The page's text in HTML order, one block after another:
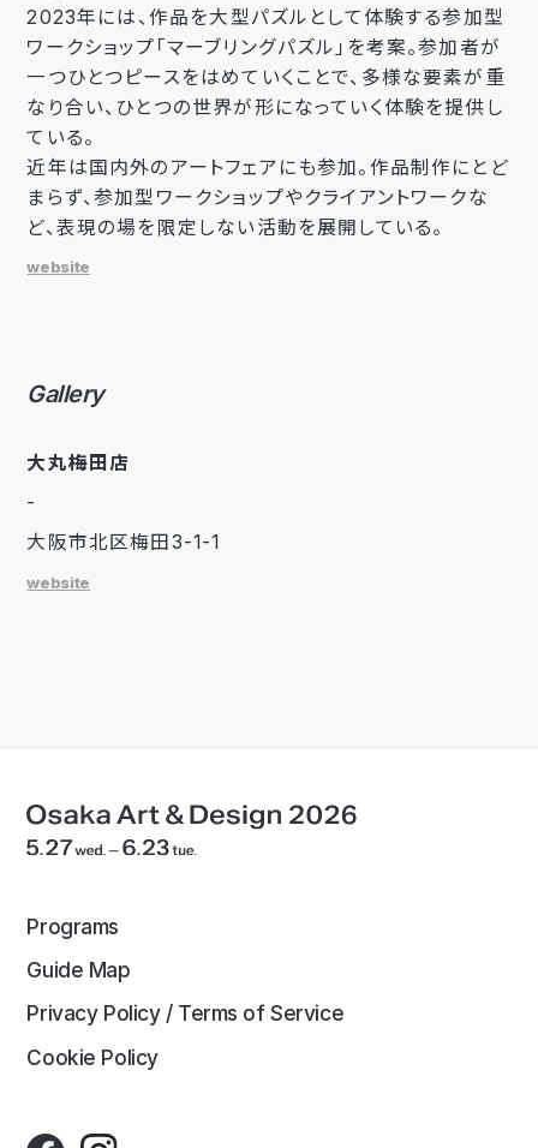
2023年には、作品を大型パズルとして体験する参加型
ワークショップ「マーブリングパズル」を考案。参加者が
一つひとつピースをはめていくことで、多様な要素が重
なり合い、ひとつの世界が形になっていく体験を提供し
ている。
近年は国内外のアートフェアにも参加。作品制作にとど
まらず、参加型ワークショップやクライアントワークな
ど、表現の場を限定しない活動を展開している。
website
Gallery
大丸梅田店
-
大阪市北区梅田3-1-1
website
Programs
Guide Map
Privacy Policy / Terms of Service
Cookie Policy